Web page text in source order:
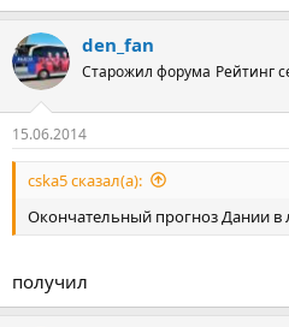
den_fan
Старожил форума Рейтинг
15.06.2014
cska5 сказал(а):
Окончательный прогноз Дании в
получил